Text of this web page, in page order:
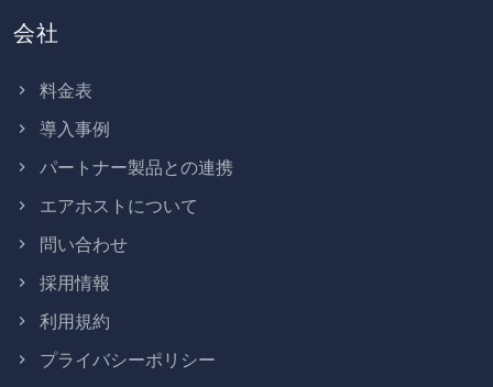
会社
料金表
導入事例
パートナー製品との連携
エアホストについて
問い合わせ
採用情報
利用規約
プライバシーポリシー